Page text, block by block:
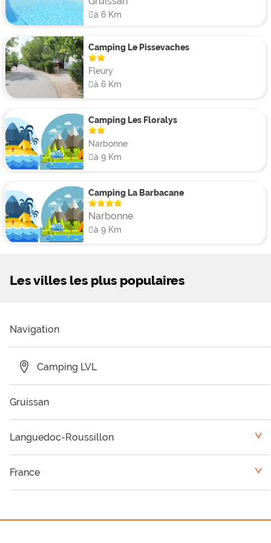
à 6 Km
Camping Le Pissevaches
Fleury
à 6 Km
Camping Les Floralys
Narbonne
à 9 Km
Camping La Barbacane
Narbonne
à 9 Km
Les villes les plus populaires
Navigation
Camping LVL
Gruissan
Languedoc-Roussillon <
France <